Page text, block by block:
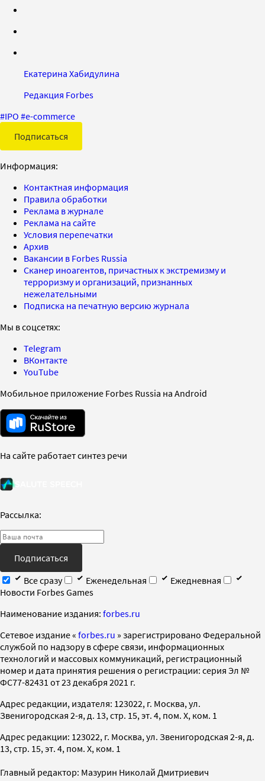
Екатерина Хабидулина
Редакция Forbes
#IPO #e-commerce
Подписаться
Информация:
Контактная информация
Правила обработки
Реклама в журнале
Реклама на сайте
Условия перепечатки
Архив
Вакансии в Forbes Russia
Сканер иноагентов, причастных к экстремизму и
терроризму и организаций, признанных
нежелательными
Подписка на печатную версию журнала
Мы в соцсетях:
Telegram
ВКонтакте
YouTube
Мобильное приложение Forbes Russia на Android
На сайте работает синтез речи
Рассылка:
Подписаться
Все сразу
Еженедельная
Ежедневная
Новости Forbes Games
Наименование издания: forbes.ru
Cетевое издание « forbes.ru » зарегистрировано Федеральной
службой по надзору в сфере связи, информационных
технологий и массовых коммуникаций, регистрационный
номер и дата принятия решения о регистрации: серия Эл №
ФС77-82431 от 23 декабря 2021 г.
Адрес редакции, издателя: 123022, г. Москва, ул.
Звенигородская 2-я, д. 13, стр. 15, эт. 4, пом. X, ком. 1
Адрес редакции: 123022, г. Москва, ул. Звенигородская 2-я, д.
13, стр. 15, эт. 4, пом. X, ком. 1
Главный редактор: Мазурин Николай Дмитриевич